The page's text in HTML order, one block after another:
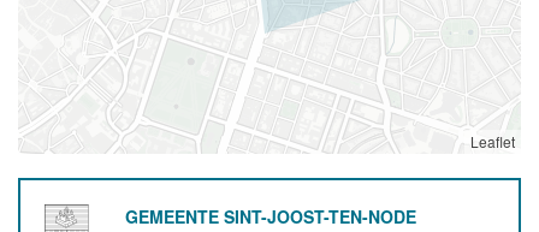
Leaflet
GEMEENTE SINT-JOOST-TEN-NODE